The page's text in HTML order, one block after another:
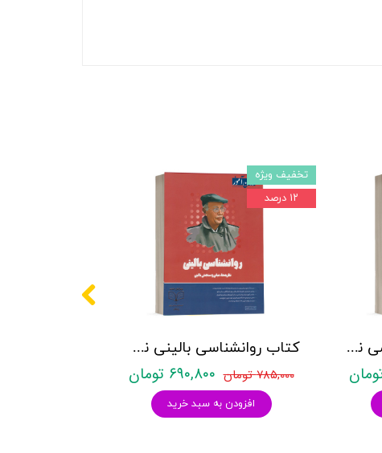
کتاب روانشناسی بالینی نشر روان آموز زینب خجوی
۷۸۵,۰۰۰ تومان ۶۹۰,۸۰۰ تومان
افزودن به سبد خرید
تخفیف ویژه
۱۲ درصد
کتاب روانشناسی عمومی نشر روان آموز زینب قاسمی